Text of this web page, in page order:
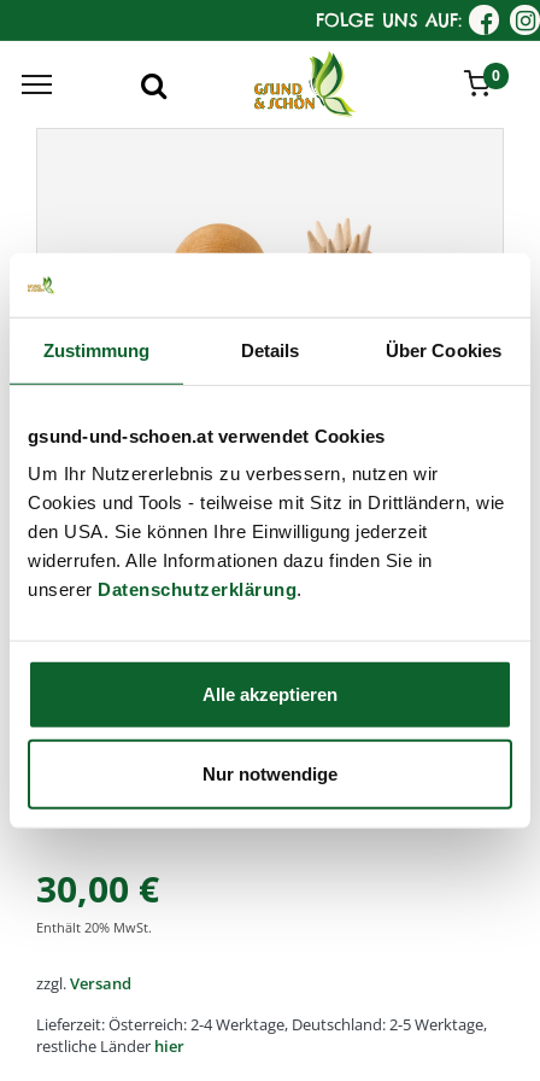
Zustimmung Details Über Cookies
gsund-und-schoen.at verwendet Cookies
Um Ihr Nutzererlebnis zu verbessern, nutzen wir
Cookies und Tools - teilweise mit Sitz in Drittländern, wie
den USA. Sie können Ihre Einwilligung jederzeit
widerrufen. Alle Informationen dazu finden Sie in
unserer Datenschutzerklärung.
Alle akzeptieren
Nur notwendige
FOLGE UNS AUF:
0
KostKamm
Faszien Massagekugel,
Buche
Eignung: für die Trocken oder Ölmassage, angenehmer
tiefgründiger Massageeffekt
bestehen aus natürlichen Rohstoffen. Daher kann es zu
kleinen Unterschieden in der Holz-Farbe, Struktur oder
Diese Abweichungen machen aus jedem Stück ein
hochwertiges Unikat und sind kein Reklamationsgrund!
30,00 €
Enthält 20% MwSt.
zzgl.Versand
Lieferzeit: Österreich: 2-4 Werktage, Deutschland: 2-5 Werktage,
restliche Länder hier